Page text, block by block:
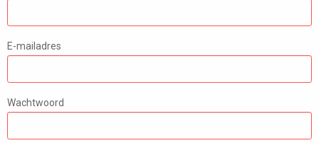
E-mailadres
Wachtwoord